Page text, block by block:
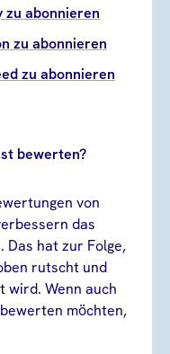
zu abonnieren
zu abonnieren
zu abonnieren
bewerten?
von
das
Das hat zur Folge,
rutscht und
wird. Wenn auch
möchten,